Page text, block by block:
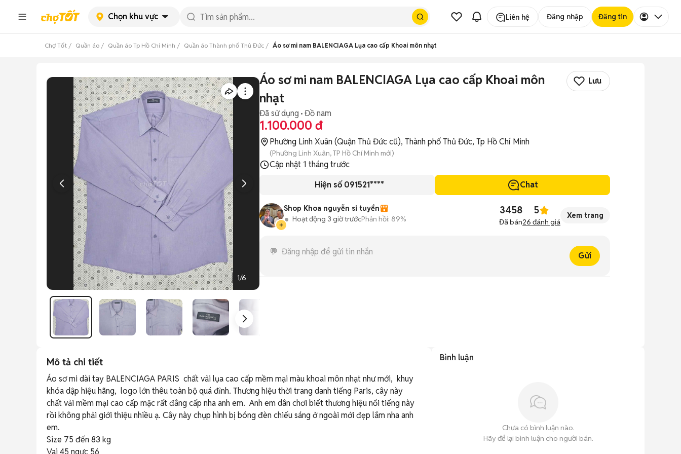
Chọn khu vực Liên hệ Đăng nhập Đăng tin
Chợ Tốt Quần áo Quần áo Tp Hồ Chí Minh Quần áo Thành phố Thủ Đức Áo sơ mi nam BALENCIAGA Lụa cao cấp Khoai môn nhạt
1/6
Áo sơ mi nam BALENCIAGA Lụa cao cấp Khoai môn
nhạt
Lưu
Đã sử dụng Đồ nam
1.100.000 đ
Phường Linh Xuân (Quận Thủ Đức cũ), Thành phố Thủ Đức, Tp Hồ Chí Minh
(Phường Linh Xuân, TP Hồ Chí Minh mới)
Cập nhật 1 tháng trước
Hiện số 091521****
Chat
Shop Khoa nguyễn si tuyển
Hoạt động 3 giờ trướcPhản hồi: 89%
3458
Đã bán
5
26 đánh giá
Xem trang
Gửi
Mô tả chi tiết
Áo sơ mi dài tay BALENCIAGA PARIS  chất vải lụa cao cấp mềm mại màu khoai môn nhạt như mới,  khuy
khóa dập hiệu hãng,  logo lớn thêu toàn bộ quá đỉnh. Thương hiệu thời trang danh tiếng Paris, cây này
chất vải mềm mại cao cấp mặc rất đẳng cấp nha anh em.  Anh em dân chơi biết thương hiệu nổi tiếng này
rồi không phải giới thiệu nhiều ạ. Cây này chụp hình bị bóng đèn chiếu sáng ở ngoài mới đẹp lắm nha anh
em.
Size 75 đến 83 kg
Vai 45 ngực 56
Bình luận
Chưa có bình luận nào.
Hãy để lại bình luận cho người bán.